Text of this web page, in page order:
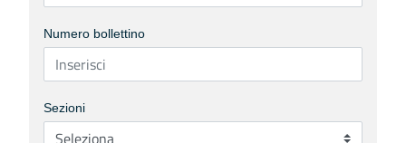
Numero bollettino
Sezioni